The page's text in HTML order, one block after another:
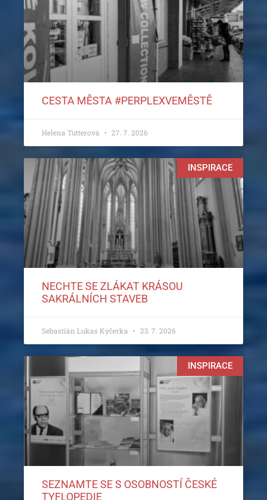
CESTA MĚSTA #PERPLEXVEMĚSTĚ
Helena Tutterová 27. 7. 2026
INSPIRACE
NECHTE SE ZLÁKAT KRÁSOU
SAKRÁLNÍCH STAVEB
Sebastián Lukas Kyčerka 23. 7. 2026
INSPIRACE
SEZNAMTE SE S OSOBNOSTÍ ČESKÉ
TYFLOPEDIE